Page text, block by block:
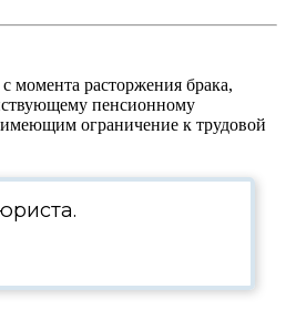
момента расторжения брака,
пенсионному
ограничение к трудовой